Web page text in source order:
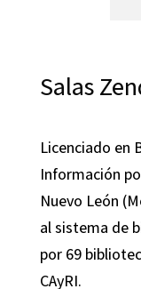
Salas
Licenciado en
Información
Nuevo León
al sistema de
por 69
CAyRI.